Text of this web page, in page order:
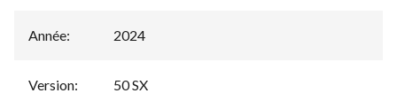
Année: 2024
Version: 50 SX